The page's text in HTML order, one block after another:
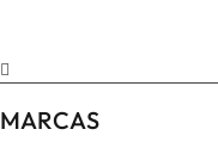
MARCAS